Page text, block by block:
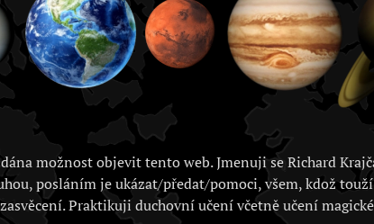
možnost objevit tento web. Jmenuji se Richard
posláním je ukázat/předat/pomoci, všem, kdož
Praktikuji duchovní učení včetně učení